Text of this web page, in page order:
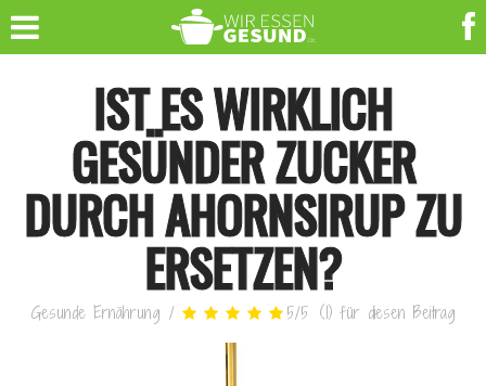
IST ES WIRKLICH
GESÜNDER ZUCKER
DURCH AHORNSIRUP ZU
ERSETZEN?
Gesunde Ernährung / 5/5 (1) für diesen Beitrag